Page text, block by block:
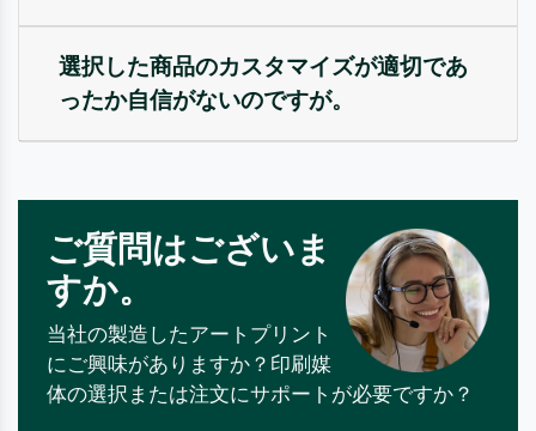
選択した商品のカスタマイズが適切であ
ったか自信がないのですが。
ご質問はございま
すか。
当社の製造したアートプリント
にご興味がありますか？印刷媒
体の選択または注文にサポートが必要ですか？